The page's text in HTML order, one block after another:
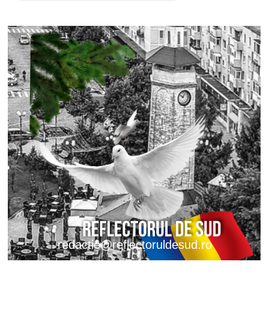
redactie@reflectoruldesud.ro